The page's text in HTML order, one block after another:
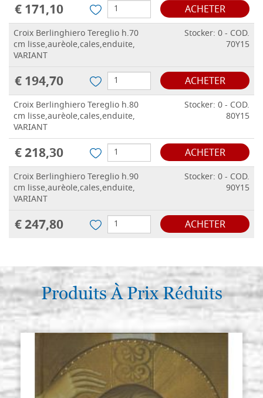
€ 171,10 ACHETER
Croix Berlinghiero Tereglio h.70
cm lisse,aurèole,cales,enduite,
VARIANT
Stocker: 0 - COD.
70Y15
€ 194,70 ACHETER
Croix Berlinghiero Tereglio h.80
cm lisse,aurèole,cales,enduite,
VARIANT
Stocker: 0 - COD.
80Y15
€ 218,30 ACHETER
Croix Berlinghiero Tereglio h.90
cm lisse,aurèole,cales,enduite,
VARIANT
Stocker: 0 - COD.
90Y15
€ 247,80 ACHETER
Produits À Prix Réduits